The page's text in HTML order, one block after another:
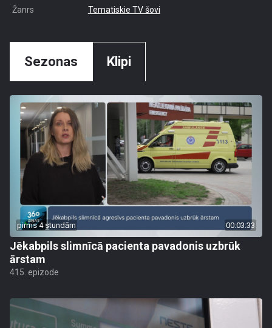
Žanrs Tematiskie TV šovi
Sezonas Klipi
pirms 4 stundām 00:03:33
Jēkabpils slimnīcā pacienta pavadonis uzbrūk
ārstam
415. epizode